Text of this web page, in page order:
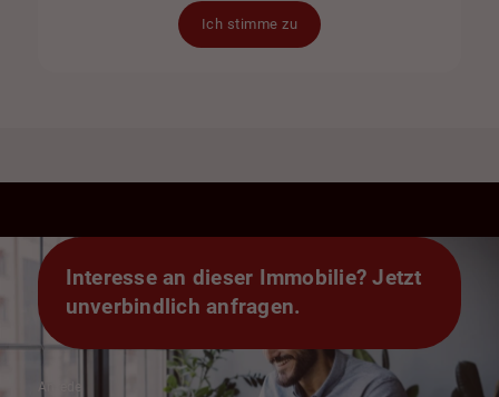
Ich stimme zu
Interesse an dieser Immobilie? Jetzt
unverbindlich anfragen.
Anrede